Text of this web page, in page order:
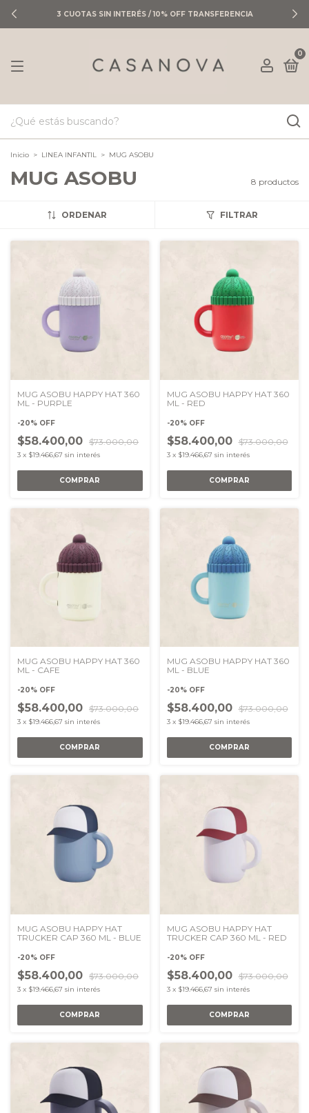
3 CUOTAS SIN INTERÉS / 10% OFF TRANSFERENCIA
0
Inicio > LINEA INFANTIL > MUG ASOBU
MUG ASOBU 8 productos
ORDENAR FILTRAR
MUG ASOBU HAPPY HAT 360
ML - PURPLE
-20% OFF
$58.400,00 $73.000,00
3 x $19.466,67 sin interés
MUG ASOBU HAPPY HAT 360
ML - RED
-20% OFF
$58.400,00 $73.000,00
3 x $19.466,67 sin interés
MUG ASOBU HAPPY HAT 360
ML - CAFE
-20% OFF
$58.400,00 $73.000,00
3 x $19.466,67 sin interés
MUG ASOBU HAPPY HAT 360
ML - BLUE
-20% OFF
$58.400,00 $73.000,00
3 x $19.466,67 sin interés
MUG ASOBU HAPPY HAT
TRUCKER CAP 360 ML - BLUE
-20% OFF
$58.400,00 $73.000,00
3 x $19.466,67 sin interés
MUG ASOBU HAPPY HAT
TRUCKER CAP 360 ML - RED
-20% OFF
$58.400,00 $73.000,00
3 x $19.466,67 sin interés